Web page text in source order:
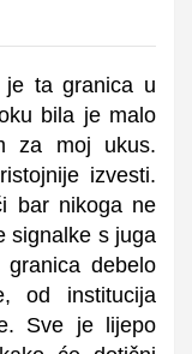
je ta granica u
bila je malo
za moj ukus.
izvesti.
bar nikoga ne
signalke s juga
debelo
od institucija
Sve je lijepo